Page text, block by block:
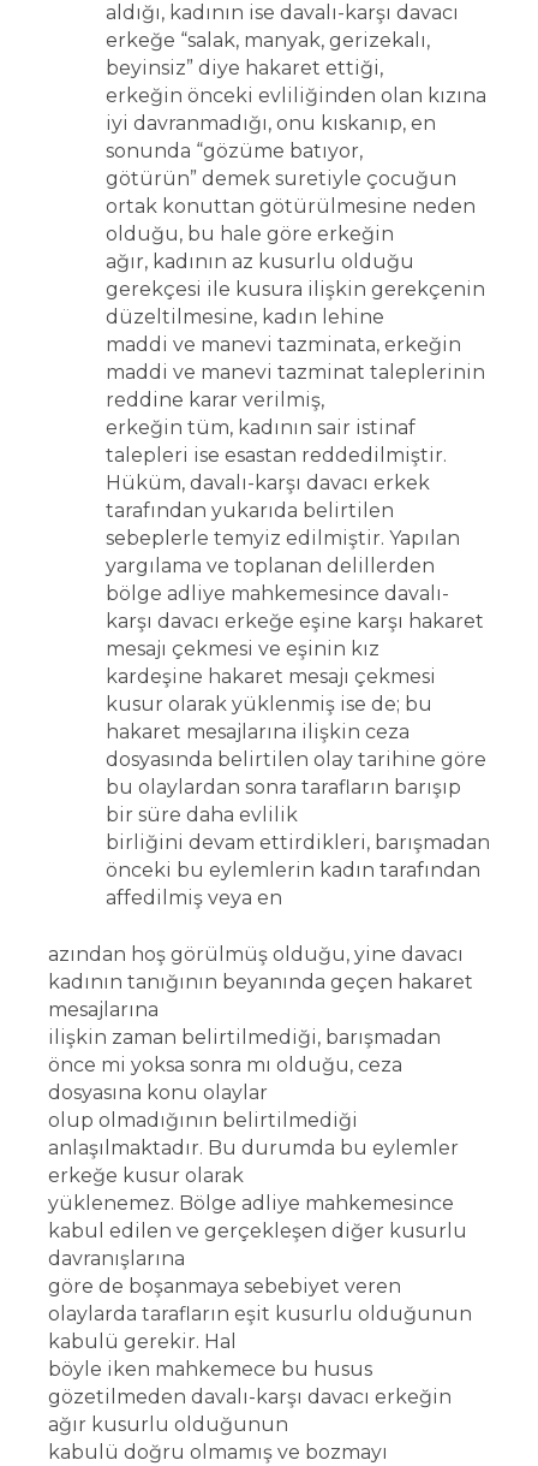
aldığı, kadının ise davalı-karşı davacı
erkeğe “salak, manyak, gerizekalı,
beyinsiz” diye hakaret ettiği,
erkeğin önceki evliliğinden olan kızına
iyi davranmadığı, onu kıskanıp, en
sonunda “gözüme batıyor,
götürün” demek suretiyle çocuğun
ortak konuttan götürülmesine neden
olduğu, bu hale göre erkeğin
ağır, kadının az kusurlu olduğu
gerekçesi ile kusura ilişkin gerekçenin
düzeltilmesine, kadın lehine
maddi ve manevi tazminata, erkeğin
maddi ve manevi tazminat taleplerinin
reddine karar verilmiş,
erkeğin tüm, kadının sair istinaf
talepleri ise esastan reddedilmiştir.
Hüküm, davalı-karşı davacı erkek
tarafından yukarıda belirtilen
sebeplerle temyiz edilmiştir. Yapılan
yargılama ve toplanan delillerden
bölge adliye mahkemesince davalı-
karşı davacı erkeğe eşine karşı hakaret
mesajı çekmesi ve eşinin kız
kardeşine hakaret mesajı çekmesi
kusur olarak yüklenmiş ise de; bu
hakaret mesajlarına ilişkin ceza
dosyasında belirtilen olay tarihine göre
bu olaylardan sonra tarafların barışıp
bir süre daha evlilik
birliğini devam ettirdikleri, barışmadan
önceki bu eylemlerin kadın tarafından
affedilmiş veya en
azından hoş görülmüş olduğu, yine davacı
kadının tanığının beyanında geçen hakaret
mesajlarına
ilişkin zaman belirtilmediği, barışmadan
önce mi yoksa sonra mı olduğu, ceza
dosyasına konu olaylar
olup olmadığının belirtilmediği
anlaşılmaktadır. Bu durumda bu eylemler
erkeğe kusur olarak
yüklenemez. Bölge adliye mahkemesince
kabul edilen ve gerçekleşen diğer kusurlu
davranışlarına
göre de boşanmaya sebebiyet veren
olaylarda tarafların eşit kusurlu olduğunun
kabulü gerekir. Hal
böyle iken mahkemece bu husus
gözetilmeden davalı-karşı davacı erkeğin
ağır kusurlu olduğunun
kabulü doğru olmamış ve bozmayı